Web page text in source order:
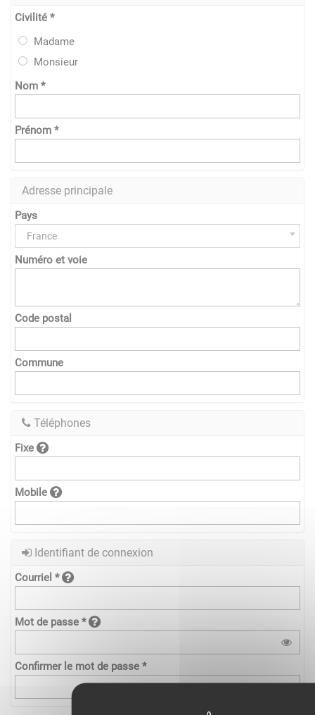
Civilité *
Madame
Monsieur
Nom *
Prénom *
Adresse principale
Pays
France
Numéro et voie
Code postal
Commune
Téléphones
Fixe
Mobile
Identifiant de connexion
Courriel *
Mot de passe *
Confirmer le mot de passe *